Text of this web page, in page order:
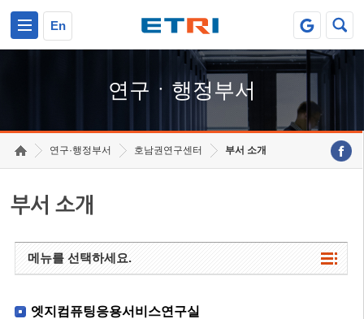
En
연구ㆍ행정부서
연구·행정부서 호남권연구센터 부서 소개
부서 소개
메뉴를 선택하세요.
엣지컴퓨팅응용서비스연구실